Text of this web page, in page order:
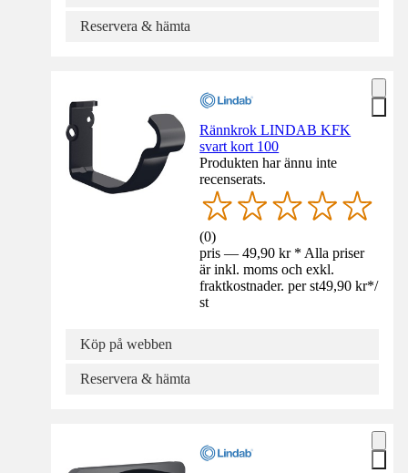
Reservera & hämta
Rännkrok LINDAB KFK
svart kort 100
Produkten har ännu inte
recenserats.
(0)
pris — 49,90 kr * Alla priser
är inkl. moms och exkl.
fraktkostnader. per st49,90 kr*/
st
Köp på webben
Reservera & hämta